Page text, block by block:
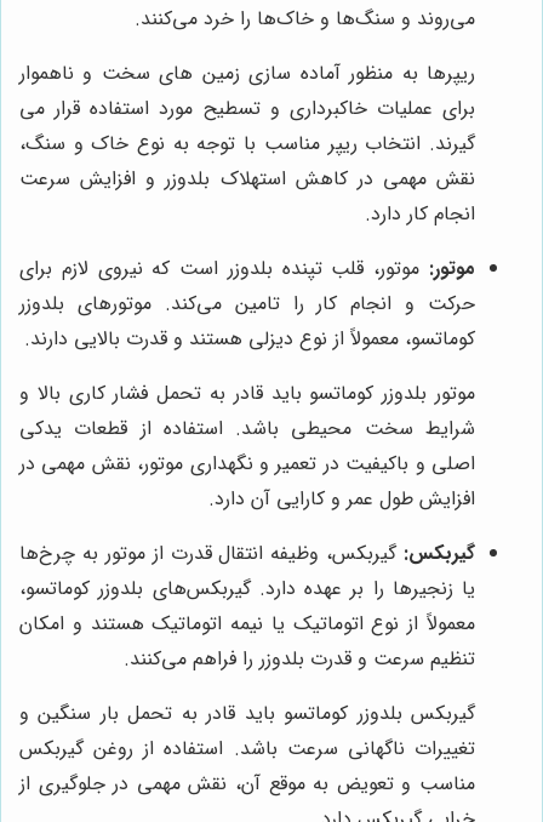
می‌روند و سنگ‌ها و خاک‌ها را خرد می‌کنند.
ریپرها به منظور آماده سازی زمین های سخت و ناهموار
برای عملیات خاکبرداری و تسطیح مورد استفاده قرار می
گیرند. انتخاب ریپر مناسب با توجه به نوع خاک و سنگ،
نقش مهمی در کاهش استهلاک بلدوزر و افزایش سرعت
انجام کار دارد.
موتور: موتور، قلب تپنده بلدوزر است که نیروی لازم برای
حرکت و انجام کار را تامین می‌کند. موتورهای بلدوزر
کوماتسو، معمولاً از نوع دیزلی هستند و قدرت بالایی دارند.
موتور بلدوزر کوماتسو باید قادر به تحمل فشار کاری بالا و
شرایط سخت محیطی باشد. استفاده از قطعات یدکی
اصلی و باکیفیت در تعمیر و نگهداری موتور، نقش مهمی در
افزایش طول عمر و کارایی آن دارد.
گیربکس: گیربکس، وظیفه انتقال قدرت از موتور به چرخ‌ها
یا زنجیرها را بر عهده دارد. گیربکس‌های بلدوزر کوماتسو،
معمولاً از نوع اتوماتیک یا نیمه اتوماتیک هستند و امکان
تنظیم سرعت و قدرت بلدوزر را فراهم می‌کنند.
گیربکس بلدوزر کوماتسو باید قادر به تحمل بار سنگین و
تغییرات ناگهانی سرعت باشد. استفاده از روغن گیربکس
مناسب و تعویض به موقع آن، نقش مهمی در جلوگیری از